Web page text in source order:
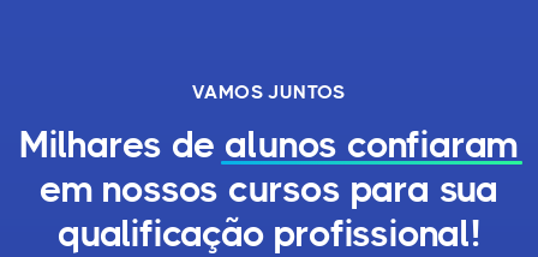
VAMOS JUNTOS
Milhares de alunos confiaram
em nossos cursos para sua
qualificação profissional!